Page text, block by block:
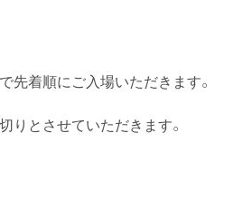
で先着順にご入場いただきます。
りとさせていただきます。